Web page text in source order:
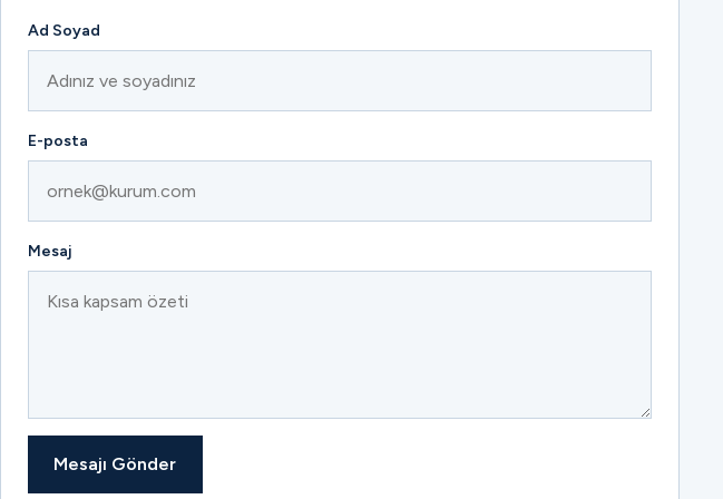
Ad Soyad
E-posta
Mesaj
Mesajı Gönder